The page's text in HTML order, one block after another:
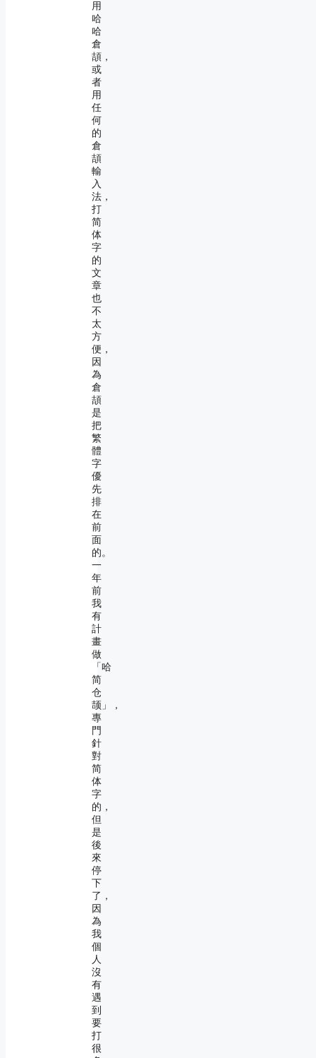
用
哈
哈
倉
頡，
或
者
用
任
何
的
倉
頡
輸
入
法，
打
简
体
字
的
文
章
也
不
太
方
便，
因
為
倉
頡
是
把
繁
體
字
優
先
排
在
前
面
的。
一
年
前
我
有
計
畫
做
「哈
简
仓
颉」，
專
門
針
對
简
体
字
的，
但
是
後
來
停
下
了，
因
為
我
個
人
沒
有
遇
到
要
打
很